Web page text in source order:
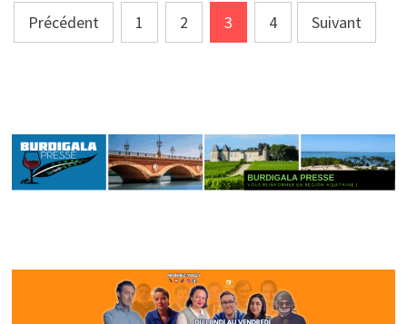
Pagination
des
Précédent 1 2 3 4 Suivant